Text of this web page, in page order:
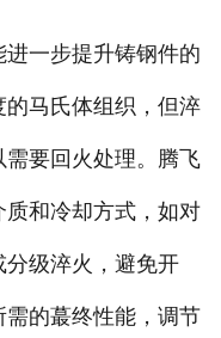
一步提升铸钢件的
马氏体组织，但淬
要回火处理。腾飞
和冷却方式，如对
级淬火，避免开
的蕞终性能，调节